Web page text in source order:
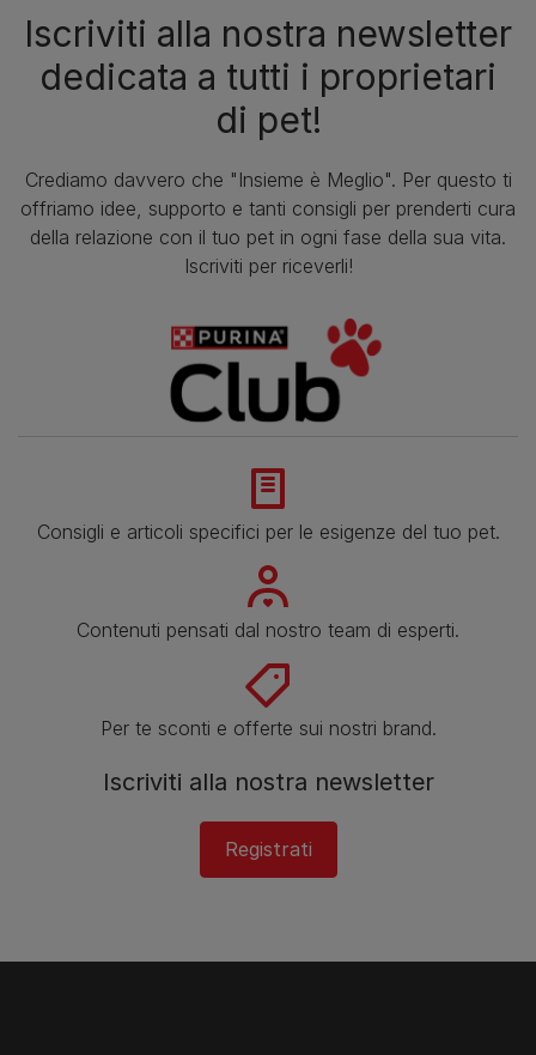
Iscriviti alla nostra newsletter
dedicata a tutti i proprietari
di pet!
Crediamo davvero che "Insieme è Meglio". Per questo ti
offriamo idee, supporto e tanti consigli per prenderti cura
della relazione con il tuo pet in ogni fase della sua vita.
Iscriviti per riceverli!
Consigli e articoli specifici per le esigenze del tuo pet.
Contenuti pensati dal nostro team di esperti.
Per te sconti e offerte sui nostri brand.
Iscriviti alla nostra newsletter
Registrati